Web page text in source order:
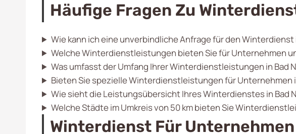
Häufige Fragen Zu
Wie kann ich eine unverbindliche Anfrage für den
Welche Winterdienstleistungen bieten Sie für Unternehmen
Was umfasst der Umfang Ihrer Winterdienstleistungen in Bad
Bieten Sie spezielle Winterdienstleistungen für Unternehmen
Wie sieht die Leistungsübersicht Ihres Winterdienstes in Bad
Welche Städte im Umkreis von 50 km bieten Sie
Winterdienst Für